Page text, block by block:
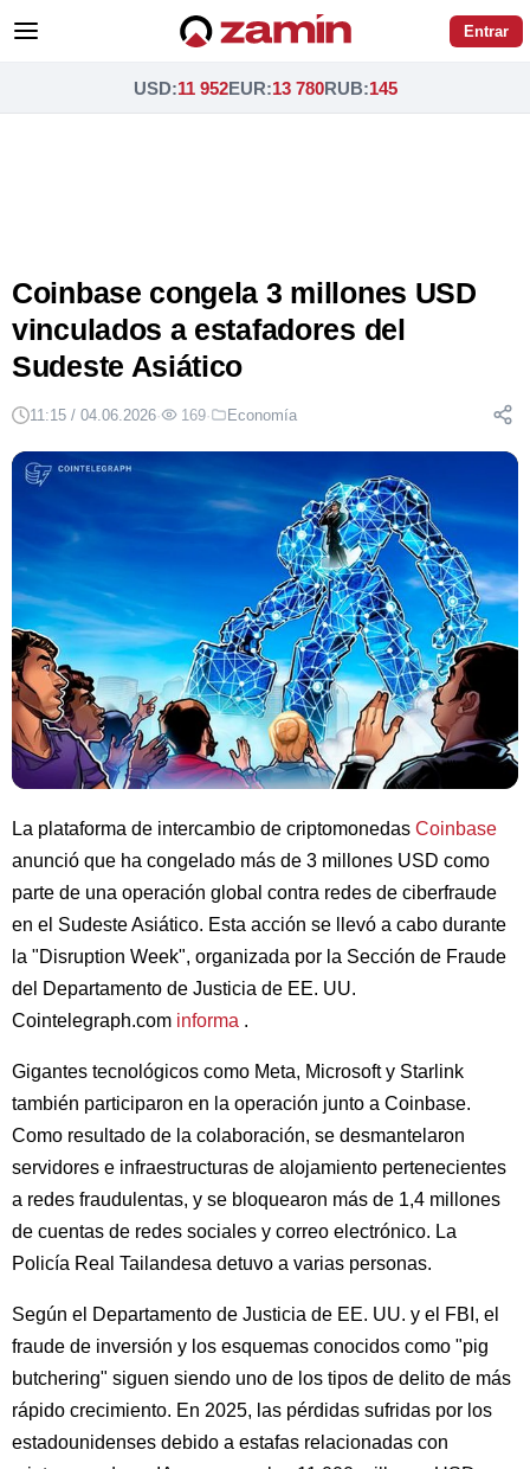
Entrar
USD:11 952EUR:13 780RUB:145
Coinbase congela 3 millones USD
vinculados a estafadores del
Sudeste Asiático
11:15 / 04.06.2026· 169· Economía
La plataforma de intercambio de criptomonedas Coinbase
anunció que ha congelado más de 3 millones USD como
parte de una operación global contra redes de ciberfraude
en el Sudeste Asiático. Esta acción se llevó a cabo durante
la "Disruption Week", organizada por la Sección de Fraude
del Departamento de Justicia de EE. UU.
Cointelegraph.com informa .
Gigantes tecnológicos como Meta, Microsoft y Starlink
también participaron en la operación junto a Coinbase.
Como resultado de la colaboración, se desmantelaron
servidores e infraestructuras de alojamiento pertenecientes
a redes fraudulentas, y se bloquearon más de 1,4 millones
de cuentas de redes sociales y correo electrónico. La
Policía Real Tailandesa detuvo a varias personas.
Según el Departamento de Justicia de EE. UU. y el FBI, el
fraude de inversión y los esquemas conocidos como "pig
butchering" siguen siendo uno de los tipos de delito de más
rápido crecimiento. En 2025, las pérdidas sufridas por los
estadounidenses debido a estafas relacionadas con